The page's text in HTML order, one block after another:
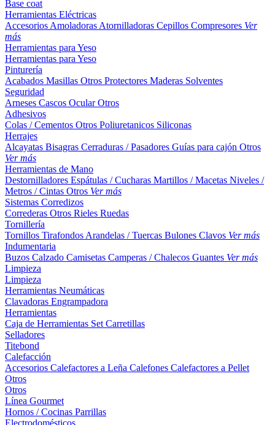
Base coat
Herramientas Eléctricas
Accesorios Amoladoras Atornilladoras Cepillos Compresores Ver
más
Herramientas para Yeso
Herramientas para Yeso
Pinturería
Acabados Masillas Otros Protectores Maderas Solventes
Seguridad
Arneses Cascos OcularOtros
Adhesivos
Colas / Cementos Otros Poliuretanicos Siliconas
Herrajes
Alcayatas Bisagras Cerraduras / Pasadores Guías para cajón Otros
Ver más
Herramientas de Mano
Destornilladores Espátulas / Cucharas Martillos / Macetas Niveles /
Metros / Cintas Otros Ver más
Sistemas Corredizos
Correderas Otros Rieles Ruedas
Tornillería
Tornillos Tirafondos Arandelas / Tuercas Bulones Clavos Ver más
Indumentaria
Buzos Calzado Camisetas Camperas / Chalecos Guantes Ver más
Limpieza
Limpieza
Herramientas Neumáticas
Clavadoras Engrampadora
Herramientas
Caja de Herramientas Set Carretillas
Selladores
Titebond
Calefacción
Accesorios Calefactores a Leña Calefones Calefactores a Pellet
Otros
Otros
Línea Gourmet
Hornos / Cocinas Parrillas
Electrodomésticos